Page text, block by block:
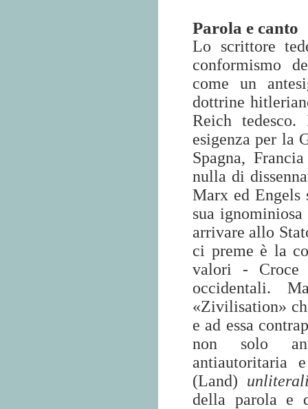
Parola e canto
Lo scrittore
conformismo
come un
dottrine
Reich
esigenza per la
Spagna,
nulla di
Marx ed Engels
sua
arrivare allo
ci preme è la
valori - Croce
occidentali.
«Zivilisation»
e ad essa
non solo
antiautoritaria
(Land)
della parola e